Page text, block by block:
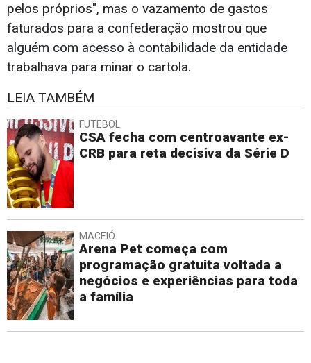
pelos próprios", mas o vazamento de gastos
faturados para a confederação mostrou que
alguém com acesso à contabilidade da entidade
trabalhava para minar o cartola.
LEIA TAMBÉM
FUTEBOL
CSA fecha com centroavante ex-
CRB para reta decisiva da Série D
MACEIÓ
Arena Pet começa com
programação gratuita voltada a
negócios e experiências para toda
a família